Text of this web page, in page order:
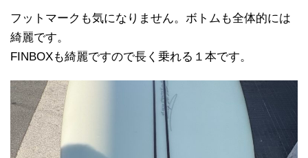
フットマークも気になりません。ボトムも全体的には
綺麗です。
FINBOXも綺麗ですので長く乗れる１本です。